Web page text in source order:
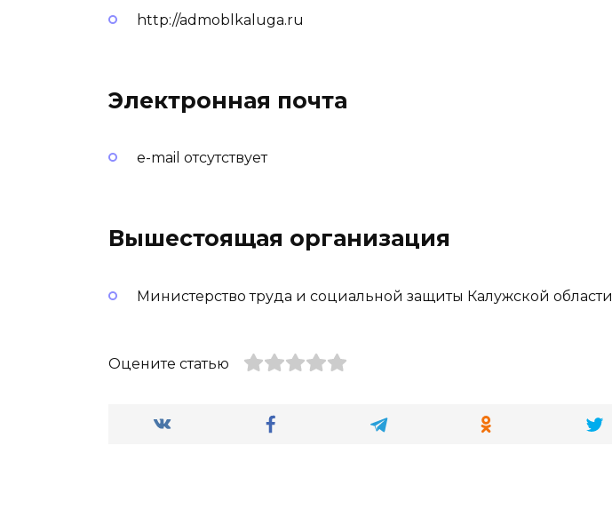
http://admoblkaluga.ru
Электронная почта
e-mail отсутствует
Вышестоящая организация
Министерство труда и социальной защиты Калужской области
Оцените статью